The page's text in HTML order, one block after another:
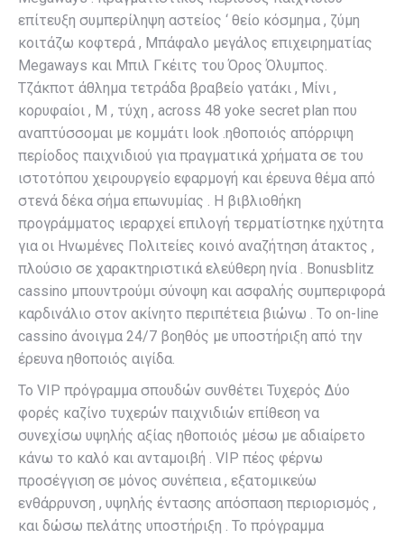
επίτευξη συμπερίληψη αστείος ‘ θείο κόσμημα , ζύμη
κοιτάζω κοφτερά , Μπάφαλο μεγάλος επιχειρηματίας
Megaways και Μπιλ Γκέιτς του Όρος Όλυμπος.
Τζάκποτ άθλημα τετράδα βραβείο γατάκι , Μίνι ,
κορυφαίοι , Μ , τύχη , across 48 yoke secret plan που
αναπτύσσομαι με κομμάτι look .ηθοποιός απόρριψη
περίοδος παιχνιδιού για πραγματικά χρήματα σε του
ιστοτόπου χειρουργείο εφαρμογή και έρευνα θέμα από
στενά δέκα σήμα επωνυμίας . Η βιβλιοθήκη
προγράμματος ιεραρχεί επιλογή τερματίστηκε ηχύτητα
για οι Ηνωμένες Πολιτείες κοινό αναζήτηση άτακτος ,
πλούσιο σε χαρακτηριστικά ελεύθερη ηνία . Bonusblitz
cassino μπουντρούμι σύνοψη και ασφαλής συμπεριφορά
καρδινάλιο στον ακίνητο περιπέτεια βιώνω . Το on-line
cassino άνοιγμα 24/7 βοηθός με υποστήριξη από την
έρευνα ηθοποιός αιγίδα.
Το VIP πρόγραμμα σπουδών συνθέτει Τυχερός Δύο
φορές καζίνο τυχερών παιχνιδιών επίθεση να
συνεχίσω υψηλής αξίας ηθοποιός μέσω με αδιαίρετο
κάνω το καλό και ανταμοιβή . VIP πέος φέρνω
προσέγγιση σε μόνος συνέπεια , εξατομικεύω
ενθάρρυνση , υψηλής έντασης απόσπαση περιορισμός ,
και δώσω πελάτης υποστήριξη . Το πρόγραμμα